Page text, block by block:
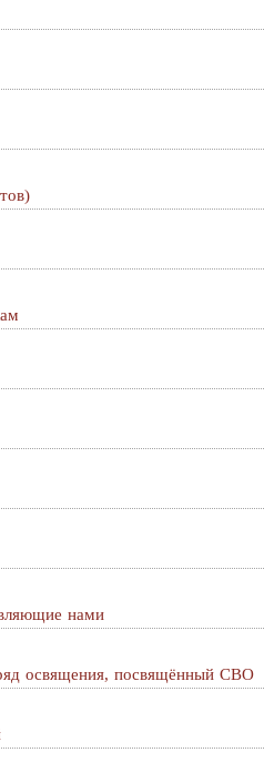
нами
освящения, посвящённый СВО